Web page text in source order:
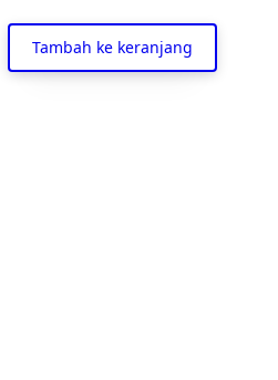
adalah:
Rp15,000.
ini
adalah:
Rp7,500.
Tambah ke keranjang